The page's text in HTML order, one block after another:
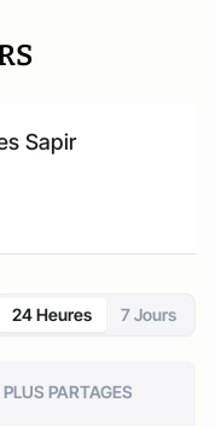
Sapir
24 Heures 7 Jours
PLUS PARTAGES